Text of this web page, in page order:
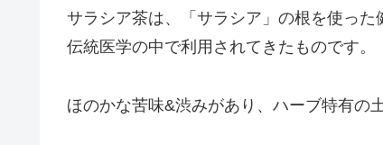
サラシア茶は、「サラシア」の根を使っ
伝統医学の中で利用されてきたものです。
ほのかな苦味&渋みがあり、ハーブ特有の